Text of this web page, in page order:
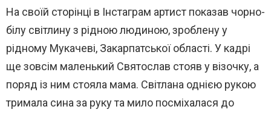
На своїй сторінці в Інстаграм артист показав чорно-
білу світлину з рідною людиною, зроблену у
рідному Мукачеві, Закарпатської області. У кадрі
ще зовсім маленький Святослав стояв у візочку, а
поряд із ним стояла мама. Світлана однією рукою
тримала сина за руку та мило посміхалася до